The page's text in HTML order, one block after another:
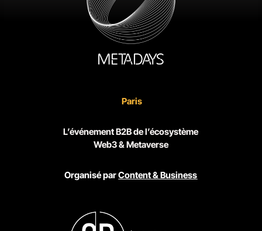
Paris
L’événement B2B de l’écosystème
Web3 & Metaverse
Organisé parContent & Business